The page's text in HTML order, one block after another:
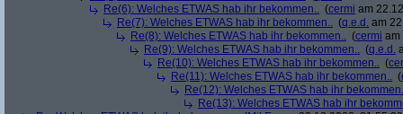
Re(6): Welches ETWAS hab ihr bekommen.. (cermi am
Re(7): Welches ETWAS hab ihr bekommen.. (q.e.d. am
Re(8): Welches ETWAS hab ihr bekommen.. (cermi am
Re(9): Welches ETWAS hab ihr bekommen.. (q.e.d.
Re(10): Welches ETWAS hab ihr bekommen.. (
Re(11): Welches ETWAS hab ihr bekommen.. (
Re(12): Welches ETWAS hab ihr
Re(13): Welches ETWAS hab ihr